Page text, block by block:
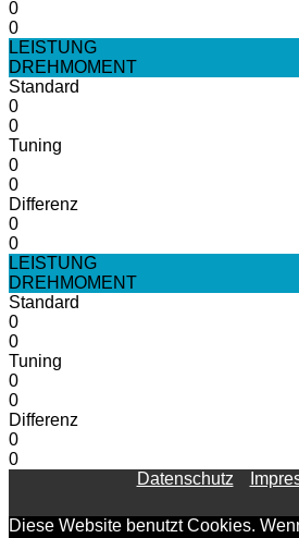
0
0
LEISTUNG
DREHMOMENT
Standard
0
0
Tuning
0
0
Differenz
0
0
LEISTUNG
DREHMOMENT
Standard
0
0
Tuning
0
0
Differenz
0
0
Datenschutz
Diese Website benutzt Cookies.